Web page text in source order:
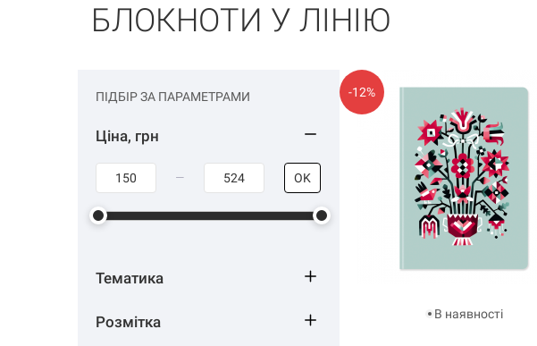
БЛОКНОТИ У ЛІНІЮ
ПІДБІР ЗА ПАРАМЕТРАМИ
Ціна, грн
OK
Тематика
Розмітка
-12%
В наявності